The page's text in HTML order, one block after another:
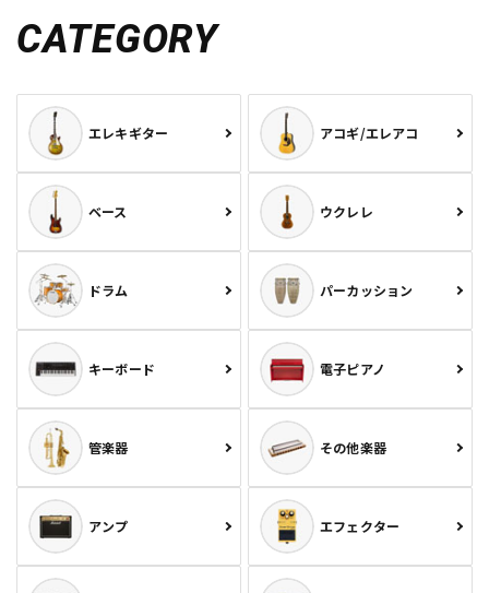
CATEGORY
エレキギター アコギ/エレアコ
ベース ウクレレ
ドラム パーカッション
キーボード 電子ピアノ
管楽器 その他楽器
アンプ エフェクター